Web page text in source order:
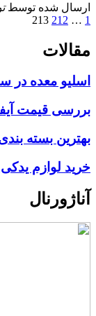
ارسال شده توسط
1
…
212
213
مقالات
اسلیو معده در سال ۱۴۰۵: مرحله‌به‌مرحله از مشاوره تا بازگشت
بررسی قیمت آیفون 17 پرو و پرو مکس؛ تفاوت واقعی این
بهترین بسته بندی
خرید لوازم
آناژورنال